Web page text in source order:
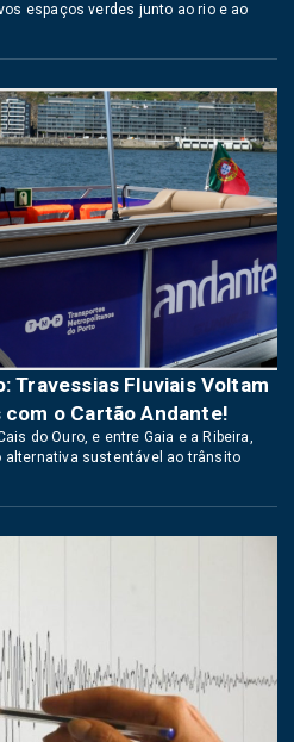
espaços verdes junto ao rio e ao
Travessias Fluviais Voltam
com o Cartão Andante!
do Ouro, e entre Gaia e a Ribeira,
sustentável ao trânsito